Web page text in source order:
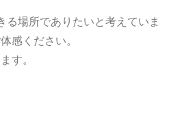
場所でありたいと考えていま
感ください。
す。